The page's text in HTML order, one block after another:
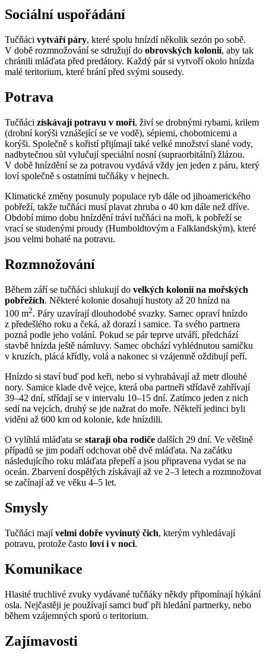
Sociální uspořádání
Tučňáci vytváří páry, které spolu hnízdí několik sezón po sobě.
V době rozmnožování se sdružují do obrovských kolonií, aby tak
chránili mláďata před predátory. Každý pár si vytvoří okolo hnízda
malé teritorium, které brání před svými sousedy.
Potrava
Tučňáci získávají potravu v moři, živí se drobnými rybami, krilem
(drobní korýši vznášející se ve vodě), sépiemi, chobotnicemi a
korýši. Společně s kořistí přijímají také velké množství slané vody,
nadbytečnou sůl vylučují speciální nosní (supraorbitální) žlázou.
V době hnízdění se za potravou vydává vždy jen jeden z páru, který
loví společně s ostatními tučňáky v hejnech.
Klimatické změny posunuly populace ryb dále od jihoamerického
pobřeží, takže tučňáci musí plavat zhruba o 40 km dále než dříve.
Období mimo dobu hnízdění tráví tučňáci na moři, k pobřeží se
vrací se studenými proudy (Humboldtovým a Falklandským), které
jsou velmi bohaté na potravu.
Rozmnožování
Během září se tučňáci shlukují do velkých kolonií na mořských
pobřežích. Některé kolonie dosahují hustoty až 20 hnízd na
100 m2. Páry uzavírají dlouhodobé svazky. Samec opraví hnízdo
z předešlého roku a čeká, až dorazí i samice. Ta svého partnera
pozná podle jeho volání. Pokud se pár teprve utváří, předchází
stavbě hnízda ještě námluvy. Samec obchází vyhlédnutou samičku
v kruzích, plácá křídly, volá a nakonec si vzájemně oždibují peří.
Hnízdo si staví buď pod keři, nebo si vyhrabávají až metr dlouhé
nory. Samice klade dvě vejce, která oba partneři střídavě zahřívají
39–42 dní, střídají se v intervalu 10–15 dní. Zatímco jeden z nich
sedí na vejcích, druhý se jde nažrat do moře. Někteří jedinci byli
viděni až 600 km od kolonie, kde hnízdili.
O vylíhlá mláďata se starají oba rodiče dalších 29 dní. Ve většině
případů se jim podaří odchovat obě dvě mláďata. Na začátku
následujícího roku mláďata přepeří a jsou připravena vydat se na
oceán. Zbarvení dospělých získávají až ve 2–3 letech a rozmnožovat
se začínají až ve věku 4–5 let.
Smysly
Tučňáci majívelmi dobře vyvinutý čich, kterým vyhledávají
potravu, protože často loví i v noci.
Komunikace
Hlasité truchlivé zvuky vydávané tučňáky někdy připomínají hýkání
osla. Nejčastěji je používají samci buď při hledání partnerky, nebo
během vzájemných sporů o teritorium.
Zajímavosti